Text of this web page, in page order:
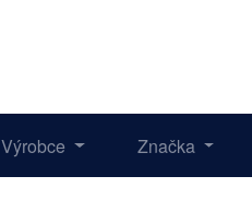
Výrobce Značka